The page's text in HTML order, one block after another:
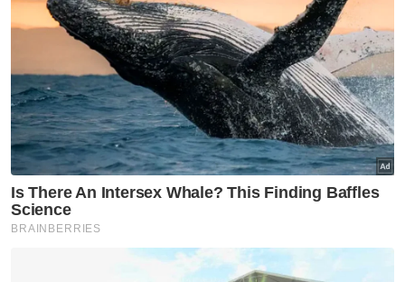
BISNES
Unit tidak langsung MRCB jual
tanah 14.83 hektar di
Cyberjaya pada RM419.05 juta
BISNES
Rizab antarabangsa BNM
meningkat kepada AS$132.1
bilion
BISNES
terhad Inside Scoop